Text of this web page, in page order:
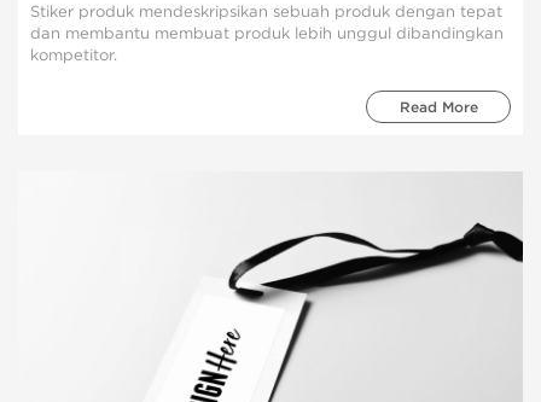
Stiker produk mendeskripsikan sebuah produk dengan tepat
dan membantu membuat produk lebih unggul dibandingkan
kompetitor.
Read More